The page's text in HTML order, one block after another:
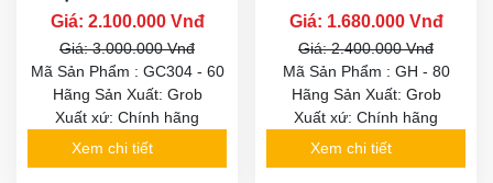
Giá: 2.100.000 Vnđ
Giá: 3.000.000 Vnđ
Mã Sản Phẩm : GC304 - 60
Hãng Sản Xuất: Grob
Xuất xứ: Chính hãng
Xem chi tiết
Giá: 1.680.000 Vnđ
Giá: 2.400.000 Vnđ
Mã Sản Phẩm : GH - 80
Hãng Sản Xuất: Grob
Xuất xứ: Chính hãng
Xem chi tiết